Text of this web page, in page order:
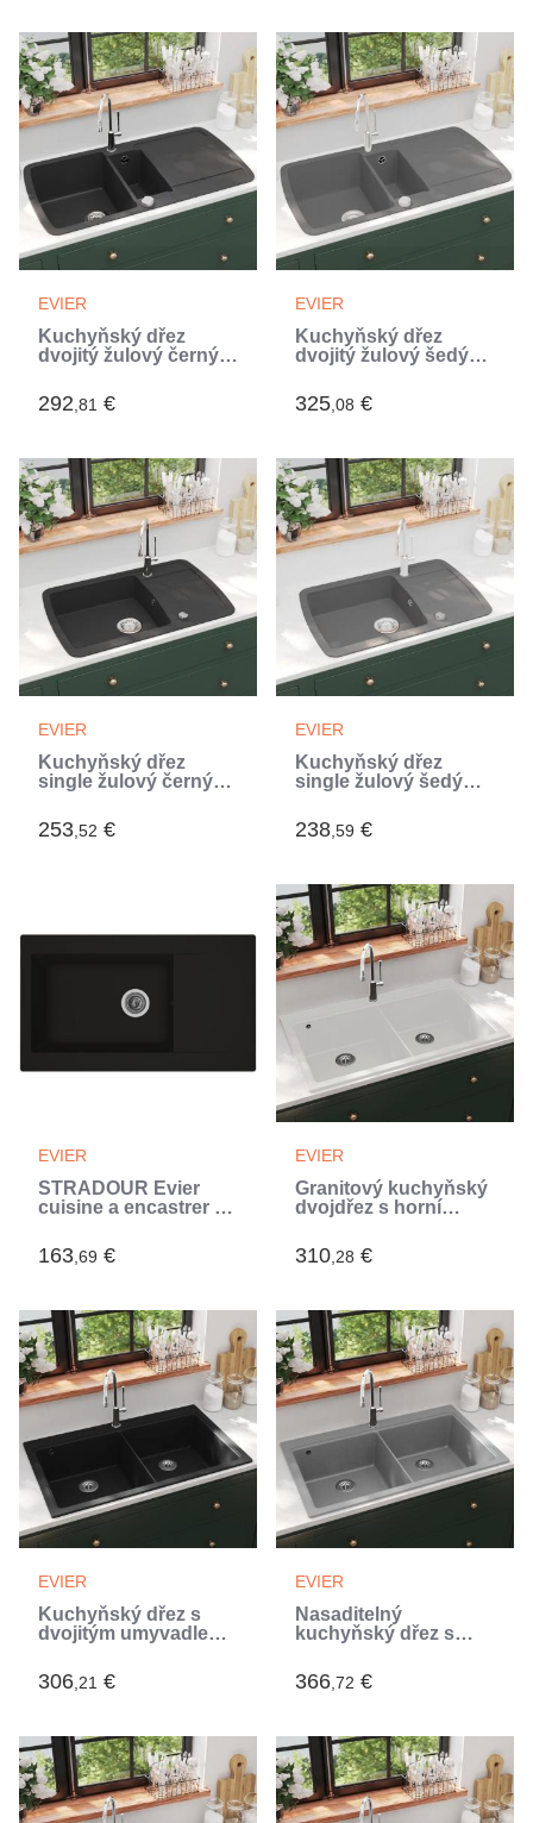
EVIER
Kuchyňský dřez
dvojitý žulový černý
292,81 €
EVIER
Kuchyňský dřez
dvojitý žulový šedý
325,08 €
EVIER
Kuchyňský dřez
single žulový černý
253,52 €
EVIER
Kuchyňský dřez
single žulový šedý
238,59 €
EVIER
STRADOUR Evier
cuisine a encastrer 1
égouttoir Einna -
Résine - 86 x 50 cm -
163,69 €
EVIER
Granitový kuchyňský
dvojdřez s horní
310,28 €
EVIER
Kuchyňský dřez s
dvojitým umyvadlem
306,21 €
EVIER
Nasaditelný
kuchyňský dřez s
žula šedý (Gris)
366,72 €